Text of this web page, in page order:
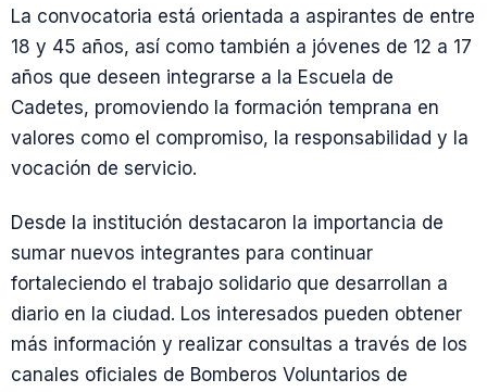
La convocatoria está orientada a aspirantes de entre
18 y 45 años, así como también a jóvenes de 12 a 17
años que deseen integrarse a la Escuela de
Cadetes, promoviendo la formación temprana en
valores como el compromiso, la responsabilidad y la
vocación de servicio.
Desde la institución destacaron la importancia de
sumar nuevos integrantes para continuar
fortaleciendo el trabajo solidario que desarrollan a
diario en la ciudad. Los interesados pueden obtener
más información y realizar consultas a través de los
canales oficiales de Bomberos Voluntarios de